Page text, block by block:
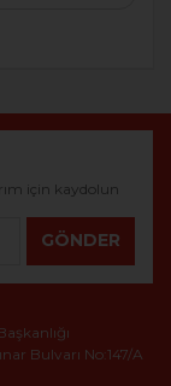
için kaydolun
GÖNDER
Bulvarı No:147/A